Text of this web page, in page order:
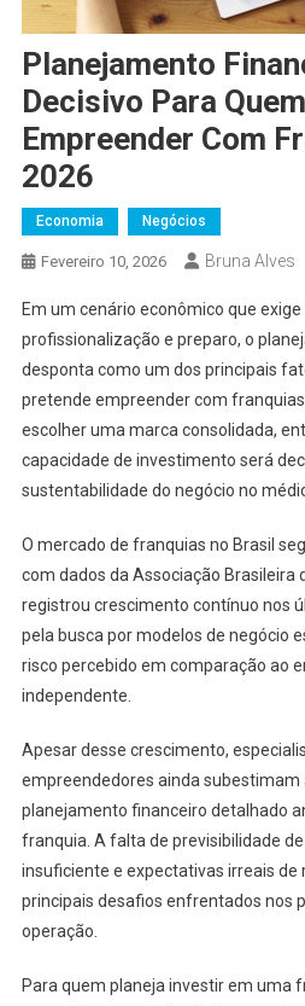
Planejamento
Decisivo Para
Empreender Com
2026
Economia Negócios
Fevereiro 10, 2026 Bruna Alves
Em um cenário econômico que
profissionalização e preparo, o
desponta como um dos principais
pretende empreender com
escolher uma marca consolidada,
capacidade de investimento será
sustentabilidade do negócio no
O mercado de franquias no Brasil
com dados da Associação Brasileira
registrou crescimento contínuo nos
pela busca por modelos de negócio
risco percebido em comparação ao
independente.
Apesar desse crescimento,
empreendedores ainda subestimam
planejamento financeiro detalhado
franquia. A falta de previsibilidade
insuficiente e expectativas irreais de
principais desafios enfrentados nos
operação.
Para quem planeja investir em uma